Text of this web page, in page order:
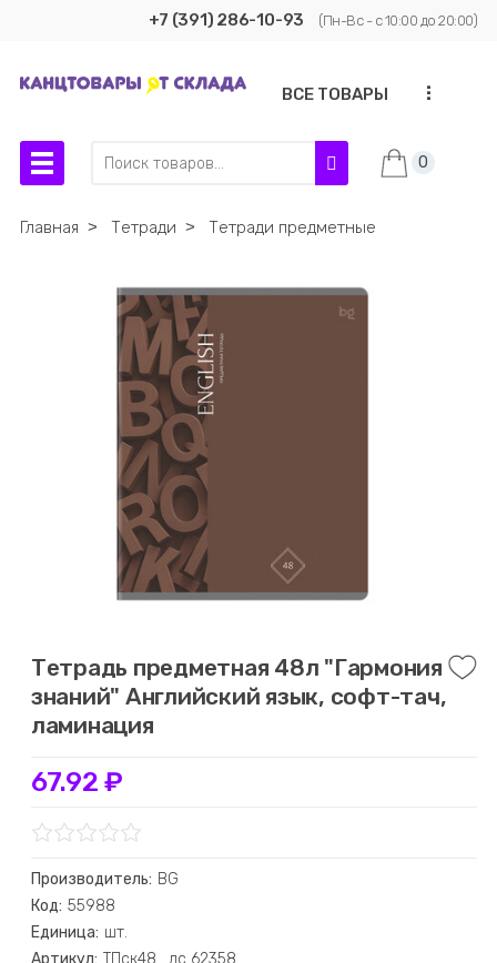
+7 (391) 286-10-93 (Пн-Вс - с 10:00 до 20:00)
ВСЕ ТОВАРЫ ...
0
Главная ˃ Тетради ˃ Тетради предметные
Тетрадь предметная 48л "Гармония
знаний" Английский язык, софт-тач,
ламинация
67.92 ₽
Производитель: BG
Код: 55988
Единица: шт.
Артикул: ТПск48_лс 62358